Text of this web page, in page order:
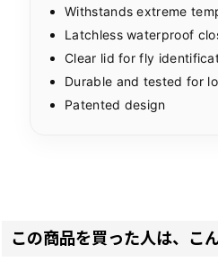
Withstands extreme
Latchless waterproof
Clear lid for fly
Durable and tested for
Patented design
この商品を買った人は、こ